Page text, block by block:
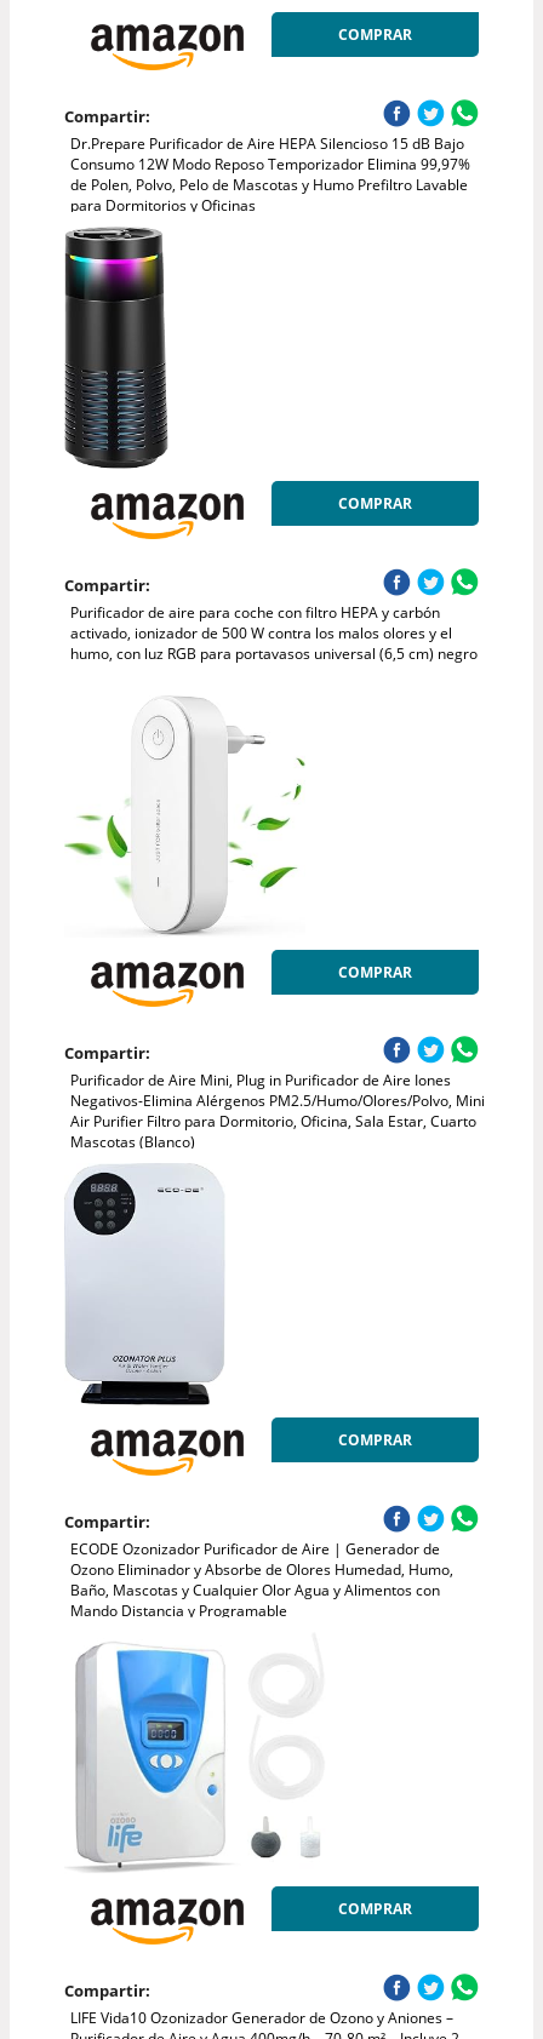
COMPRAR
Compartir:
Dr.Prepare Purificador de Aire HEPA Silencioso 15 dB Bajo
Consumo 12W Modo Reposo Temporizador Elimina 99,97%
de Polen, Polvo, Pelo de Mascotas y Humo Prefiltro Lavable
para Dormitorios y Oficinas
COMPRAR
Compartir:
Purificador de aire para coche con filtro HEPA y carbón
activado, ionizador de 500 W contra los malos olores y el
humo, con luz RGB para portavasos universal (6,5 cm) negro
COMPRAR
Compartir:
Purificador de Aire Mini, Plug in Purificador de Aire Iones
Negativos-Elimina Alérgenos PM2.5/Humo/Olores/Polvo, Mini
Air Purifier Filtro para Dormitorio, Oficina, Sala Estar, Cuarto
Mascotas (Blanco)
COMPRAR
Compartir:
ECODE Ozonizador Purificador de Aire | Generador de
Ozono Eliminador y Absorbe de Olores Humedad, Humo,
Baño, Mascotas y Cualquier Olor Agua y Alimentos con
Mando Distancia y Programable
COMPRAR
Compartir:
LIFE Vida10 Ozonizador Generador de Ozono y Aniones –